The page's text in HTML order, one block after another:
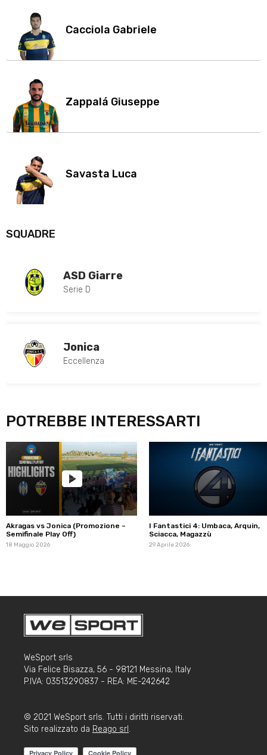
Cacciola Gabriele
Zappalá Giuseppe
Savasta Luca
SQUADRE
ASD Giarre
Serie D
Jonica
Eccellenza
POTREBBE INTERESSARTI
Akragas vs Jonica (Promozione –
Semifinale Play Off)
18 Maggio 2026
I Fantastici 4: Umbaca, Arquin,
Sciacca, Magazzù
29 Aprile 2026
WeSport srls
Via Felice Bisazza, 56 - 98121 Messina, Italy
P.IVA: 03513290837 - REA: ME-242642
© 2021 WeSport srls. Tutti i diritti riservati.
Sito realizzato da Reago srl .